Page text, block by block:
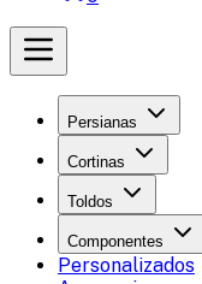
Persianas
Cortinas
Toldos
Componentes
Personalizados